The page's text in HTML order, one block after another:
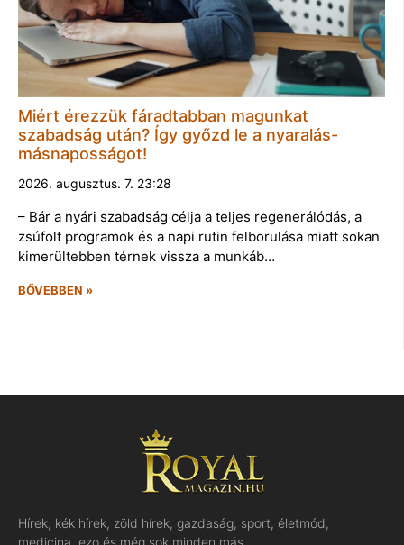
Miért érezzük fáradtabban magunkat
szabadság után? Így győzd le a nyaralás-
másnaposságot!
2026. augusztus. 7. 23:28
– Bár a nyári szabadság célja a teljes regenerálódás, a
zsúfolt programok és a napi rutin felborulása miatt sokan
kimerültebben térnek vissza a munkáb…
BŐVEBBEN »
Hírek, kék hírek, zöld hírek, gazdaság, sport, életmód,
medicina, ezo és még sok minden más…